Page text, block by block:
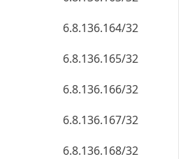
6.8.136.164/32
6.8.136.165/32
6.8.136.166/32
6.8.136.167/32
6.8.136.168/32